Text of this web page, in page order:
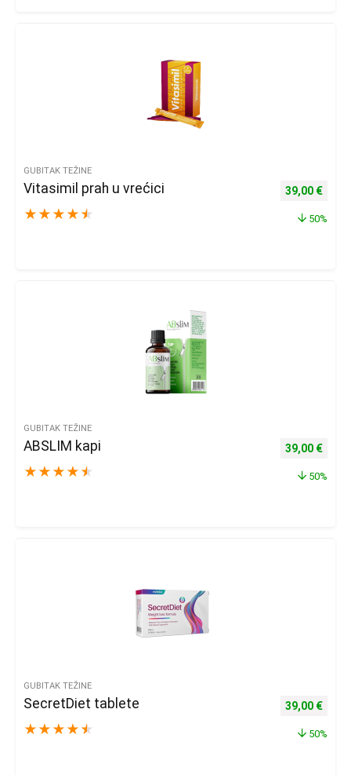
GUBITAK TEŽINE
Vitasimil prah u vrećici
★ ★ ★ ★ ★
Izvorna
39,00 €
50%
GUBITAK TEŽINE
ABSLIM kapi
★ ★ ★ ★ ★
Izvorna
39,00 €
50%
GUBITAK TEŽINE
SecretDiet tablete
★ ★ ★ ★ ★
Izvorna
39,00 €
50%